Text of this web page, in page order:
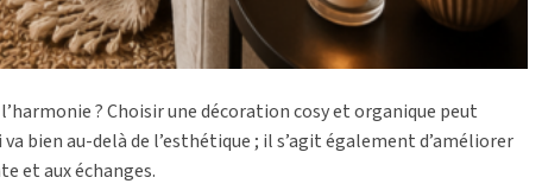
? Choisir une décoration cosy et organique peut
bien au-delà de l’esthétique ; il s’agit également d’améliorer
et aux échanges.